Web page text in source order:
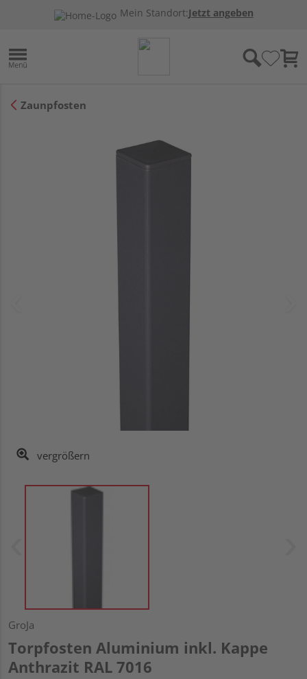
Mein Standort:Jetzt angeben
Zaunpfosten
vergrößern
GroJa
Torpfosten Aluminium inkl. Kappe
Anthrazit RAL 7016